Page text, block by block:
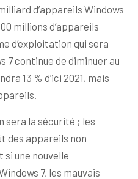
d’appareils Windows
millions d’appareils
d’exploitation qui sera
7 continue de diminuer au
13 % d’ici 2021, mais
sera la sécurité ; les
des appareils non
une nouvelle
7, les mauvais